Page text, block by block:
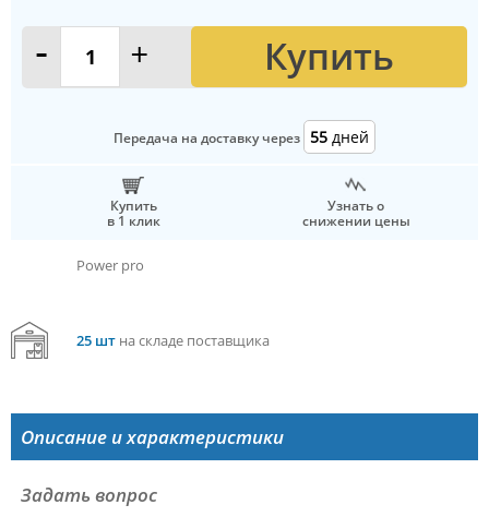
- + Купить
Передача на доставку через 55 дней
Купить
в 1 клик
Узнать о
снижении цены
Power pro
25 штна складе поставщика
Описание и характеристики
Задать вопрос